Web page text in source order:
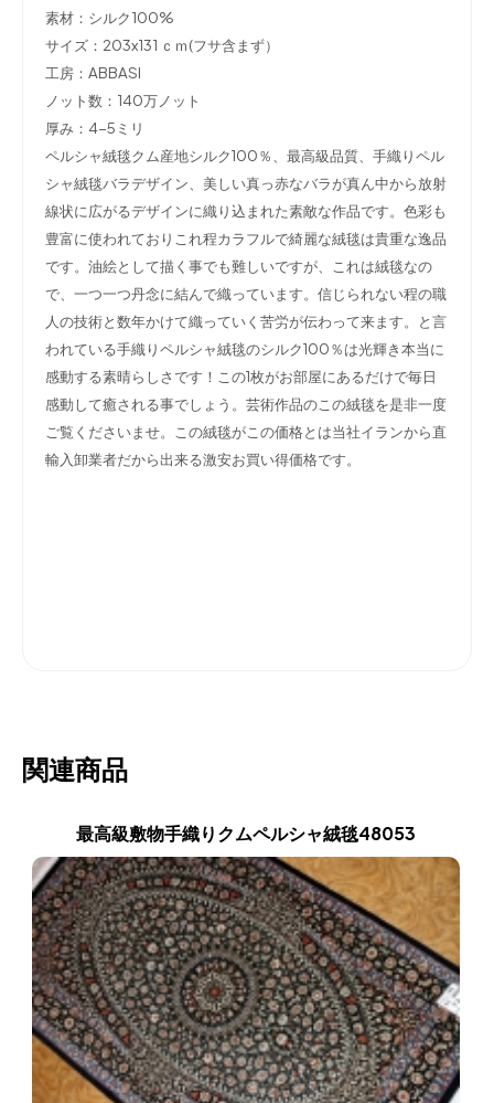
素材：シルク100%
サイズ：203x131 ｃｍ(フサ含まず）
工房：ABBASI
ノット数：140万ノット
厚み：4-5ミリ
ペルシャ絨毯クム産地シルク100％、最高級品質、手織りペル
シャ絨毯バラデザイン、美しい真っ赤なバラが真ん中から放射
線状に広がるデザインに織り込まれた素敵な作品です。色彩も
豊富に使われておりこれ程カラフルで綺麗な絨毯は貴重な逸品
です。油絵として描く事でも難しいですが、これは絨毯なの
で、一つ一つ丹念に結んで織っています。信じられない程の職
人の技術と数年かけて織っていく苦労が伝わって来ます。と言
われている手織りペルシャ絨毯のシルク100％は光輝き本当に
感動する素晴らしさです！この1枚がお部屋にあるだけで毎日
感動して癒される事でしょう。芸術作品のこの絨毯を是非一度
ご覧くださいませ。この絨毯がこの価格とは当社イランから直
輸入卸業者だから出来る激安お買い得価格です。
関連商品
最高級敷物手織りクムペルシャ絨毯48053